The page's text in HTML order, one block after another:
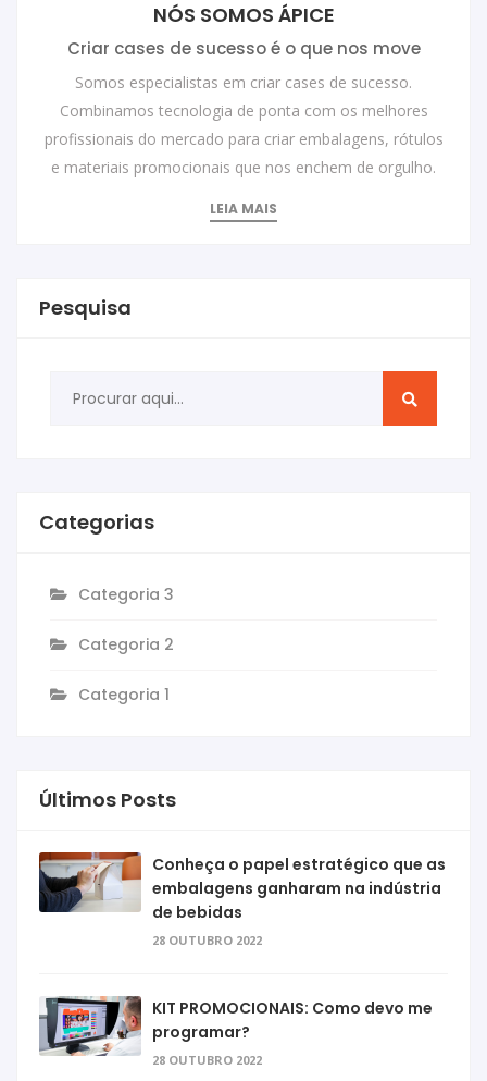
NÓS SOMOS ÁPICE
Criar cases de sucesso é o que nos move
Somos especialistas em criar cases de sucesso.
Combinamos tecnologia de ponta com os melhores
profissionais do mercado para criar embalagens, rótulos
e materiais promocionais que nos enchem de orgulho.
LEIA MAIS
Pesquisa
Categorias
Categoria 3
Categoria 2
Categoria 1
Últimos Posts
Conheça o papel estratégico que as
embalagens ganharam na indústria
de bebidas
28 OUTUBRO 2022
KIT PROMOCIONAIS: Como devo me
programar?
28 OUTUBRO 2022